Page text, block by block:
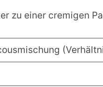
zu einer cremigen